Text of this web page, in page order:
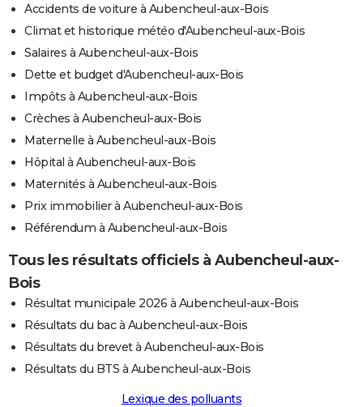
Accidents de voiture à Aubencheul-aux-Bois
Climat et historique météo d'Aubencheul-aux-Bois
Salaires à Aubencheul-aux-Bois
Dette et budget d'Aubencheul-aux-Bois
Impôts à Aubencheul-aux-Bois
Crèches à Aubencheul-aux-Bois
Maternelle à Aubencheul-aux-Bois
Hôpital à Aubencheul-aux-Bois
Maternités à Aubencheul-aux-Bois
Prix immobilier à Aubencheul-aux-Bois
Référendum à Aubencheul-aux-Bois
Tous les résultats officiels à Aubencheul-aux-
Bois
Résultat municipale 2026 à Aubencheul-aux-Bois
Résultats du bac à Aubencheul-aux-Bois
Résultats du brevet à Aubencheul-aux-Bois
Résultats du BTS à Aubencheul-aux-Bois
Lexique des polluants